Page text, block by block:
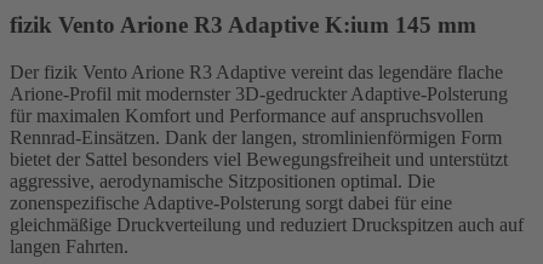
fizik Vento Arione R3 Adaptive K:ium 145 mm
Der fizik Vento Arione R3 Adaptive vereint das legendäre flache
Arione-Profil mit modernster 3D-gedruckter Adaptive-Polsterung
für maximalen Komfort und Performance auf anspruchsvollen
Rennrad-Einsätzen. Dank der langen, stromlinienförmigen Form
bietet der Sattel besonders viel Bewegungsfreiheit und unterstützt
aggressive, aerodynamische Sitzpositionen optimal. Die
zonenspezifische Adaptive-Polsterung sorgt dabei für eine
gleichmäßige Druckverteilung und reduziert Druckspitzen auch auf
langen Fahrten.